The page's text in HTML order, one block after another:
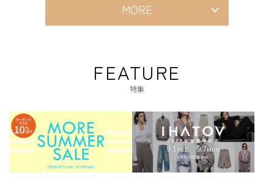
MORE
FEATURE
特集